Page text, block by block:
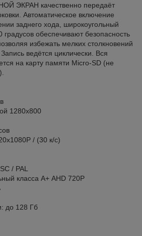
ЭКРАН качественно передаёт
Автоматическое включение
заднего хода, широкоугольный
градусов обеспечивают безопасность
избежать мелких столкновений
ведётся циклически. Вся
на карту памяти Micro-SD (не
1280x800
/ (30 к/с)
/ PAL
класса А+ AHD 720P
до 128 Гб